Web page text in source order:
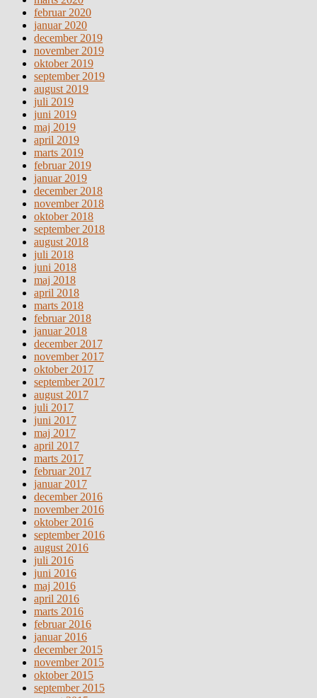
februar 2020
januar 2020
december 2019
november 2019
oktober 2019
september 2019
august 2019
juli 2019
juni 2019
maj 2019
april 2019
marts 2019
februar 2019
januar 2019
december 2018
november 2018
oktober 2018
september 2018
august 2018
juli 2018
juni 2018
maj 2018
april 2018
marts 2018
februar 2018
januar 2018
december 2017
november 2017
oktober 2017
september 2017
august 2017
juli 2017
juni 2017
maj 2017
april 2017
marts 2017
februar 2017
januar 2017
december 2016
november 2016
oktober 2016
september 2016
august 2016
juli 2016
juni 2016
maj 2016
april 2016
marts 2016
februar 2016
januar 2016
december 2015
november 2015
oktober 2015
september 2015